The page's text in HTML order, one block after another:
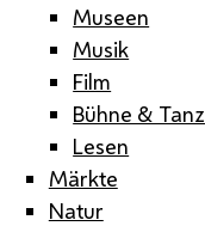
Museen
Musik
Film
Bühne & Tanz
Lesen
Märkte
Natur